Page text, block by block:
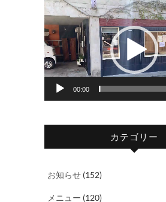
動
画
プ
レ
ー
00:00
カテゴリー
お知らせ (152)
メニュー (120)